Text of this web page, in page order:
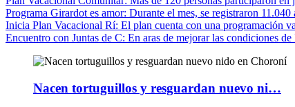
Programa Girardot es amor: Durante el mes, se registraron
Inicia Plan Vacacional Rí: El plan cuenta con una programación
Encuentro con Juntas de C: En aras de mejorar las condiciones
Nacen tortuguillos y resguardan nuevo ni…